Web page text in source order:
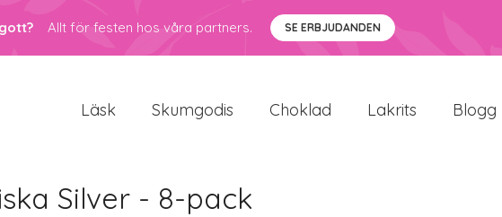
Allt för festen hos våra partners. SE ERBJUDANDEN
Läsk Skumgodis Choklad Lakrits Blogg
Silver - 8-pack